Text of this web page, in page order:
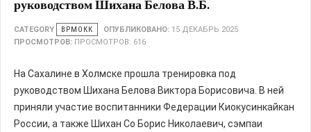
руководством Шихана Белова В.Б.
CATEGORY ВРМОКК ОПУБЛИКОВАНО: 15 ДЕКАБРЬ 2025
ПРОСМОТРОВ: ПРОСМОТРОВ: 616
На Сахалине в Холмске прошла тренировка под
руководством Шихана Белова Виктора Борисовича. В ней
приняли участие воспитанники Федерации Киокусинкайкан
России, а также Шихан Со Борис Николаевич, сэмпаи